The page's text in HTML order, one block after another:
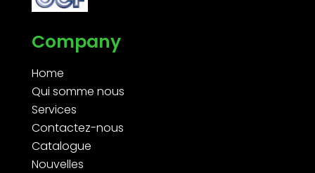
Company
Home
Qui somme nous
Services
Contactez-nous
Catalogue
Nouvelles